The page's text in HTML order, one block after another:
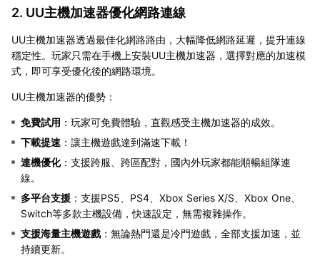
2. UU主機加速器優化網路連線
UU主機加速器透過最佳化網路路由，大幅降低網路延遲，提升連線
穩定性。玩家只需在手機上安裝UU主機加速器，選擇對應的加速模
式，即可享受優化後的網路環境。
UU主機加速器的優勢：
免費試用 ：玩家可免費體驗，直觀感受主機加速器的成效。
下載提速 ：讓主機遊戲達到滿速下載！
連機優化：支援跨服、跨區配對，國內外玩家都能順暢組隊連
線。
多平台支援 ：支援PS5、PS4、Xbox Series X/S、Xbox One、
Switch等多款主機設備，快速設定，無需複雜操作。
支援海量主機遊戲：無論熱門還是冷門遊戲，全部支援加速，並
持續更新。